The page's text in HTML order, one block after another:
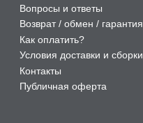
Вопросы и ответы
Возврат / обмен / гарантия
Как оплатить?
Условия доставки и сборки
Контакты
Публичная оферта